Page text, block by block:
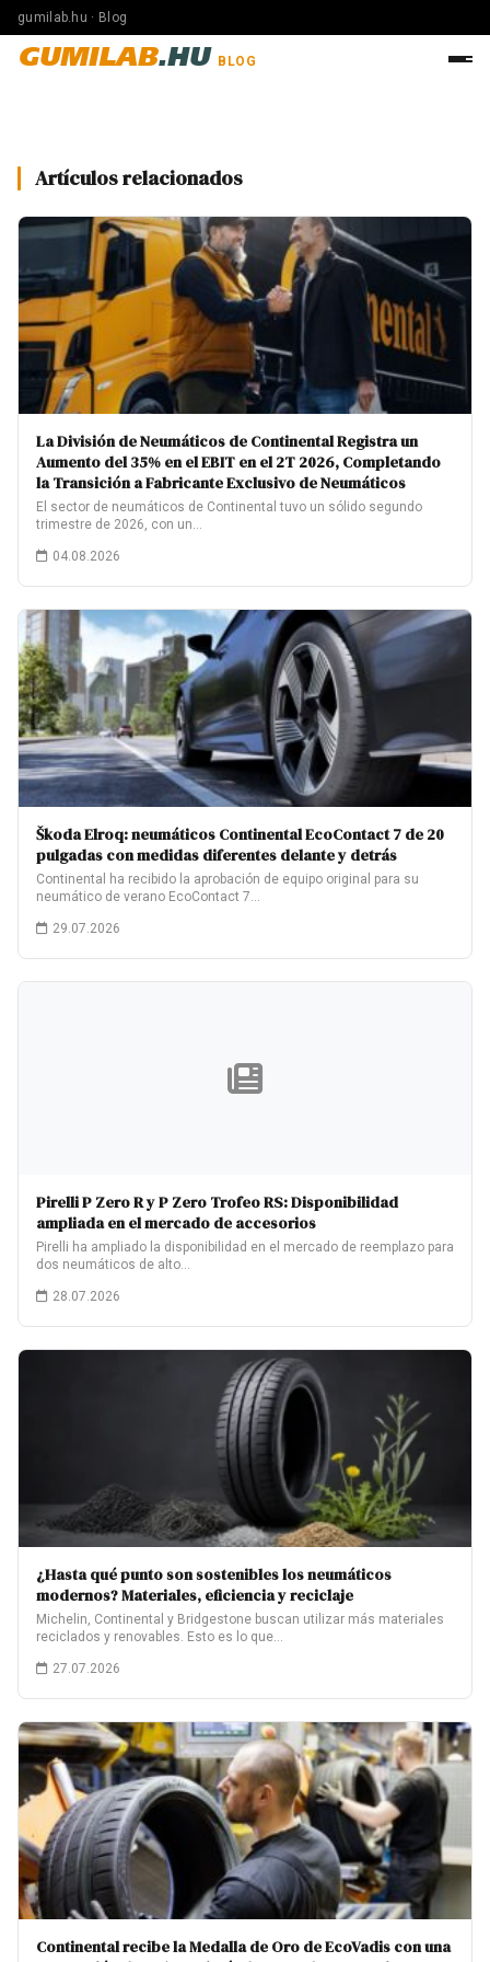
gumilab.hu · Blog
GUMILAB.HU BLOG
Artículos relacionados
La División de Neumáticos de Continental Registra un
Aumento del 35% en el EBIT en el 2T 2026, Completando
la Transición a Fabricante Exclusivo de Neumáticos
El sector de neumáticos de Continental tuvo un sólido segundo
trimestre de 2026, con un…
04.08.2026
Škoda Elroq: neumáticos Continental EcoContact 7 de 20
pulgadas con medidas diferentes delante y detrás
Continental ha recibido la aprobación de equipo original para su
neumático de verano EcoContact 7…
29.07.2026
Pirelli P Zero R y P Zero Trofeo RS: Disponibilidad
ampliada en el mercado de accesorios
Pirelli ha ampliado la disponibilidad en el mercado de reemplazo para
dos neumáticos de alto…
28.07.2026
¿Hasta qué punto son sostenibles los neumáticos
modernos? Materiales, eficiencia y reciclaje
Michelin, Continental y Bridgestone buscan utilizar más materiales
reciclados y renovables. Esto es lo que…
27.07.2026
Continental recibe la Medalla de Oro de EcoVadis con una